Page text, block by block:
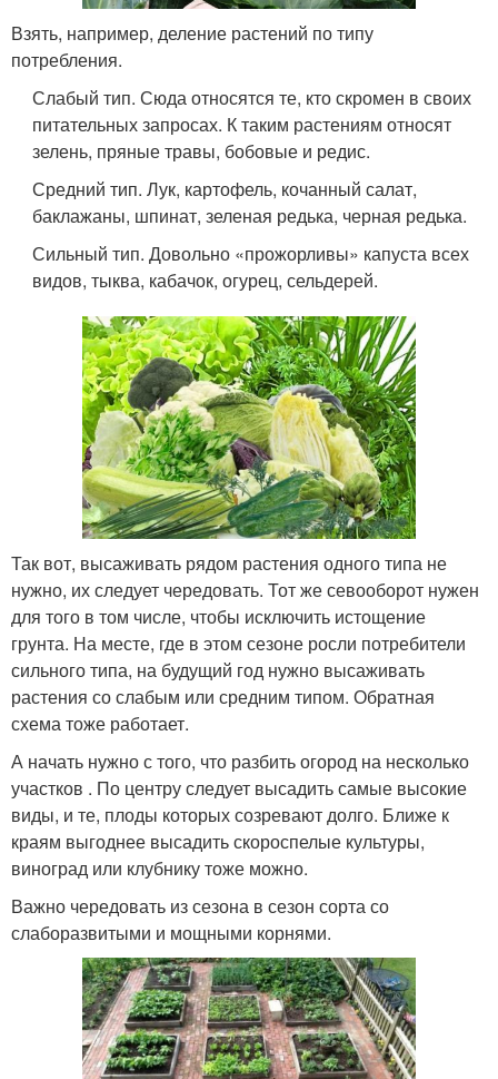
Взять, например, деление растений по типу
потребления.
Слабый тип. Сюда относятся те, кто скромен в своих
питательных запросах. К таким растениям относят
зелень, пряные травы, бобовые и редис.
Средний тип. Лук, картофель, кочанный салат,
баклажаны, шпинат, зеленая редька, черная редька.
Сильный тип. Довольно «прожорливы» капуста всех
видов, тыква, кабачок, огурец, сельдерей.
Так вот, высаживать рядом растения одного типа не
нужно, их следует чередовать. Тот же севооборот нужен
для того в том числе, чтобы исключить истощение
грунта. На месте, где в этом сезоне росли потребители
сильного типа, на будущий год нужно высаживать
растения со слабым или средним типом. Обратная
схема тоже работает.
А начать нужно с того, что разбить огород на несколько
участков . По центру следует высадить самые высокие
виды, и те, плоды которых созревают долго. Ближе к
краям выгоднее высадить скороспелые культуры,
виноград или клубнику тоже можно.
Важно чередовать из сезона в сезон сорта со
слаборазвитыми и мощными корнями.